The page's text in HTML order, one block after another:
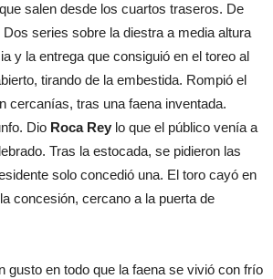
salen desde los cuartos traseros. De
series sobre la diestra a media altura
y la entrega que consiguió en el toreo al
tirando de la embestida. Rompió el
cercanías, tras una faena inventada.
Dio Roca Rey lo que el público venía a
Tras la estocada, se pidieron las
solo concedió una. El toro cayó en
concesión, cercano a la puerta de
gusto en todo que la faena se vivió con frío